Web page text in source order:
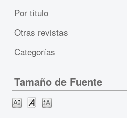
Por título
Otras revistas
Categorías
Tamaño de Fuente